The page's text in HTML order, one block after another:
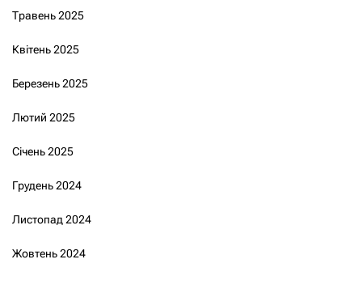
Травень 2025
Квітень 2025
Березень 2025
Лютий 2025
Січень 2025
Грудень 2024
Листопад 2024
Жовтень 2024